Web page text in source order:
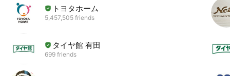
トヨタホーム
5,457,505 friends
タイヤ館 有田
699 friends